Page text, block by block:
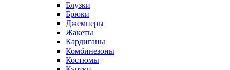
Блузки
Брюки
Джемперы
Жакеты
Кардиганы
Комбинезоны
Костюмы